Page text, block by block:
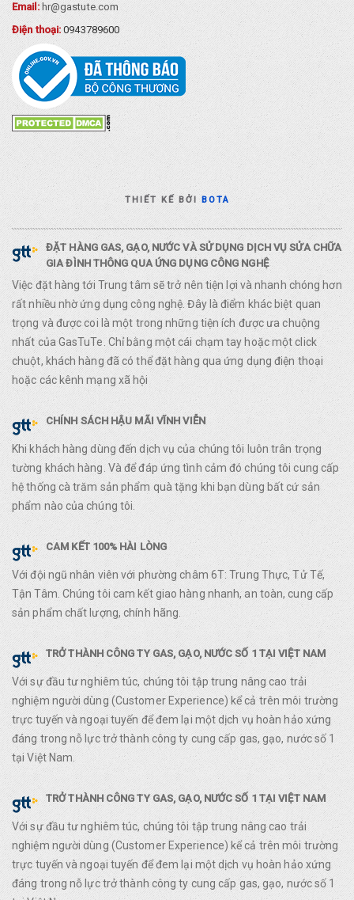
Email: hr@gastute.com
Điện thoại:0943789600
THIẾT KẾ BỞIBOTA
ĐẶT HÀNG GAS, GẠO, NƯỚC VÀ SỬ DỤNG DỊCH VỤ SỬA CHỮA
GIA ĐÌNH THÔNG QUA ỨNG DỤNG CÔNG NGHỆ
Việc đặt hàng tới Trung tâm sẽ trở nên tiện lợi và nhanh chóng hơn
rất nhiều nhờ ứng dụng công nghệ. Đây là điểm khác biệt quan
trọng và được coi là một trong những tiện ích được ưa chuộng
nhất của GasTuTe. Chỉ bằng một cái chạm tay hoặc một click
chuột, khách hàng đã có thể đặt hàng qua ứng dụng điện thoại
hoặc các kênh mạng xã hội
CHÍNH SÁCH HẬU MÃI VĨNH VIỄN
Khi khách hàng dùng đến dịch vụ của chúng tôi luôn trân trọng
tường khách hàng. Và để đáp ứng tình cảm đó chúng tôi cung cấp
hệ thống cà trăm sản phẩm quà tặng khi bạn dùng bất cứ sản
phẩm nào của chúng tôi.
CAM KẾT 100% HÀI LÒNG
Với đội ngũ nhân viên với phường châm 6T: Trung Thực, Tử Tế,
Tận Tâm. Chúng tôi cam kết giao hàng nhanh, an toàn, cung cấp
sản phẩm chất lượng, chính hãng.
TRỞ THÀNH CÔNG TY GAS, GẠO, NƯỚC SỐ 1 TẠI VIỆT NAM
Với sự đầu tư nghiêm túc, chúng tôi tập trung nâng cao trải
nghiệm người dùng (Customer Experience) kể cả trên môi trường
trực tuyến và ngoại tuyến để đem lại một dịch vụ hoàn hảo xứng
đáng trong nỗ lực trở thành công ty cung cấp gas, gạo, nước số 1
tại Việt Nam.
TRỞ THÀNH CÔNG TY GAS, GẠO, NƯỚC SỐ 1 TẠI VIỆT NAM
Với sự đầu tư nghiêm túc, chúng tôi tập trung nâng cao trải
nghiệm người dùng (Customer Experience) kể cả trên môi trường
trực tuyến và ngoại tuyến để đem lại một dịch vụ hoàn hảo xứng
đáng trong nỗ lực trở thành công ty cung cấp gas, gạo, nước số 1